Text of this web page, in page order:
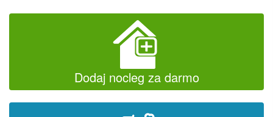
Dodaj nocleg za darmo